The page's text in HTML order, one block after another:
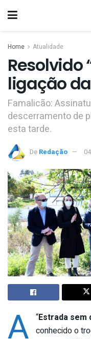
Home Atualidade
Resolvido
ligação
Famalicão:
descerramento de
esta tarde.
De Redação
A “Estrada sem
conhecido o